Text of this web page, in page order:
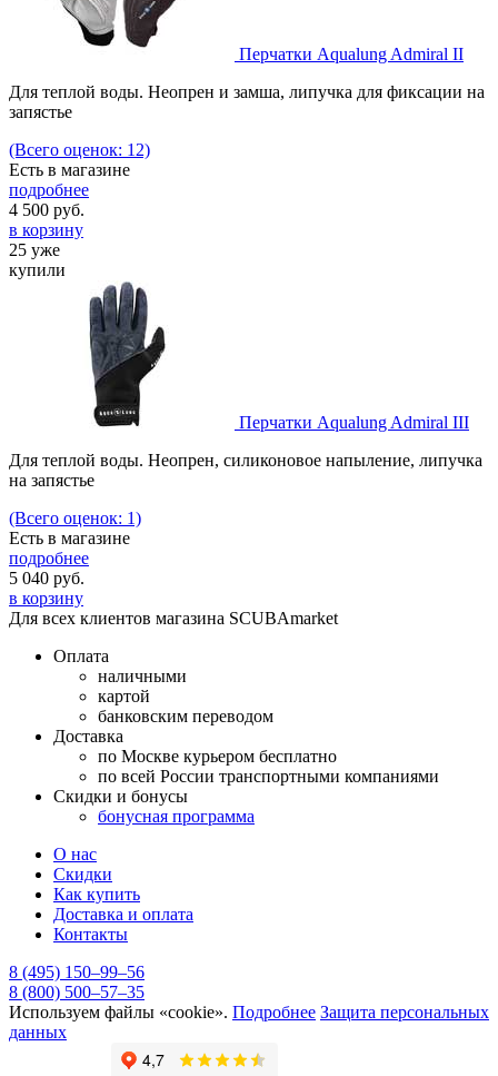
Перчатки Aqualung Admiral II
Для теплой воды. Неопрен и замша, липучка для фиксации на
запястье
(Всего оценок: 12)
Есть в магазине
подробнее
4 500 руб.
в корзину
25 уже
купили
Перчатки Aqualung Admiral III
Для теплой воды. Неопрен, силиконовое напыление, липучка
на запястье
(Всего оценок: 1)
Есть в магазине
подробнее
5 040 руб.
в корзину
Для всех клиентов магазина SCUBAmarket
Оплата
наличными
картой
банковским переводом
Доставка
по Москве курьером бесплатно
по всей России транспортными компаниями
Скидки и бонусы
бонусная программа
О нас
Скидки
Как купить
Доставка и оплата
Контакты
8 (495) 150–99–56
8 (800) 500–57–35
Используем файлы «cookie». Подробнее Защита персональных
данных